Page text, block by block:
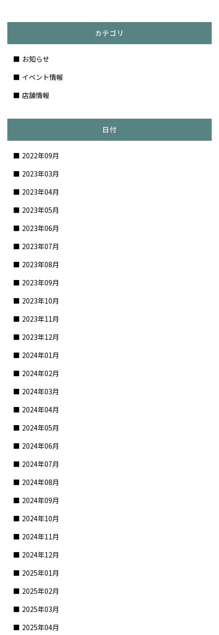
カテゴリ
お知らせ
イベント情報
店舗情報
日付
2022年09月
2023年03月
2023年04月
2023年05月
2023年06月
2023年07月
2023年08月
2023年09月
2023年10月
2023年11月
2023年12月
2024年01月
2024年02月
2024年03月
2024年04月
2024年05月
2024年06月
2024年07月
2024年08月
2024年09月
2024年10月
2024年11月
2024年12月
2025年01月
2025年02月
2025年03月
2025年04月